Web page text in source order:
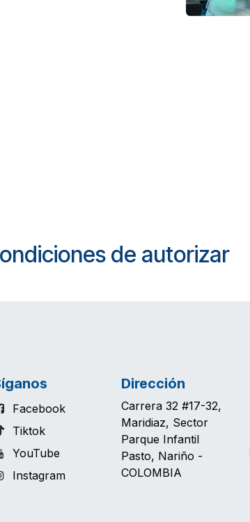
de autorizar
Facebook
Tiktok
YouTube
Instagram
Dirección
Carrera 32 #17-32,
Maridiaz, Sector
Parque Infantil
Pasto, Nariño -
COLOMBIA